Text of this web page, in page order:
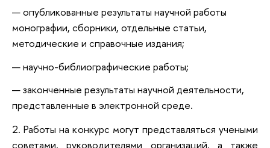
опубликованные результаты научной работы
монографии, сборники, отдельные статьи,
методические и справочные издания;
научно-библиографические работы;
законченные результаты научной деятельности,
представленные в электронной среде.
2. Работы на конкурс могут представляться учеными
советами, руководителями организаций, а также